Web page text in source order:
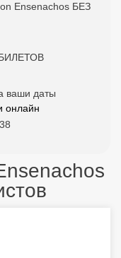
Ensenachos БЕЗ
ваши даты
онлайн